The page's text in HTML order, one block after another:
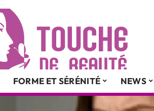
FORME ET SÉRÉNITÉ NEWS